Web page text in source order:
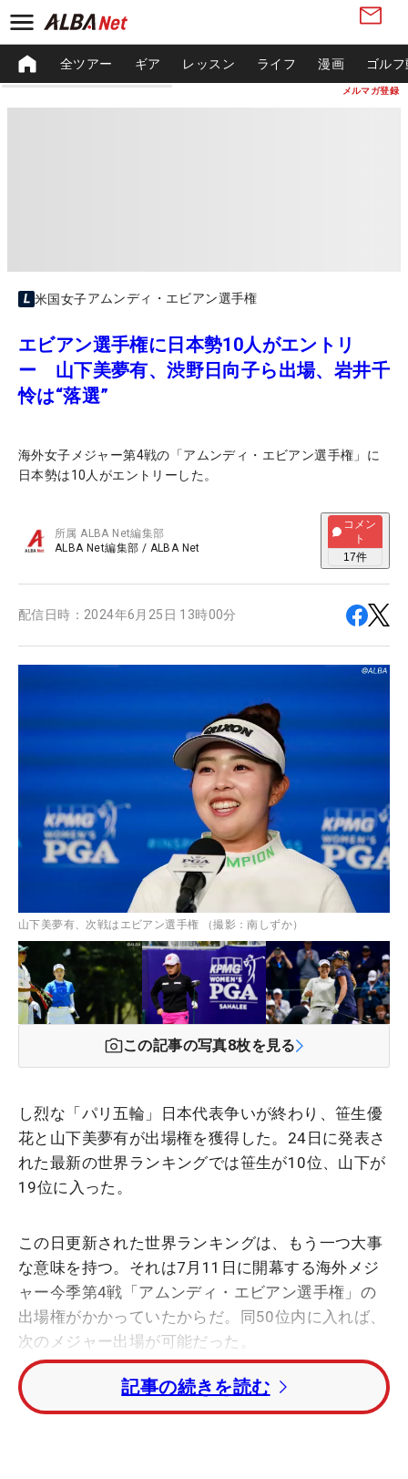
メルマガ登録
全ツアー ギア レッスン ライフ 漫画 ゴル
米国女子アムンディ・エビアン選手権
エビアン選手権に日本勢10人がエントリ
ー 山下美夢有、渋野日向子ら出場、岩井千
怜は“落選”
海外女子メジャー第4戦の「アムンディ・エビアン選手権」に
日本勢は10人がエントリーした。
所属ALBA Net編集部
ALBA Net編集部 / ALBA Net
コメン
ト
17件
配信日時： 2024年6月25日 13時00分
山下美夢有、次戦はエビアン選手権 （撮影：南しずか）
この記事の写真8枚を見る
し烈な「パリ五輪」日本代表争いが終わり、笹生優
花と山下美夢有が出場権を獲得した。24日に発表さ
れた最新の世界ランキングでは笹生が10位、山下が
19位に入った。
この日更新された世界ランキングは、もう一つ大事
な意味を持つ。それは7月11日に開幕する海外メジ
ャー今季第4戦「アムンディ・エビアン選手権」の
出場権がかかっていたからだ。同50位内に入れば、
次のメジャー出場が可能だった。
今回、世界ランキングで出場権を得た日本ツアー勢
は山下美夢有（19位）、岩井明愛（37位）、小祝さ
記事の続きを読む